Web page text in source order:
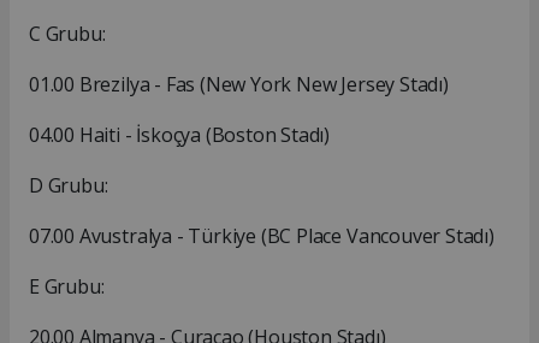
C Grubu:
01.00 Brezilya - Fas (New York New Jersey Stadı)
04.00 Haiti - İskoçya (Boston Stadı)
D Grubu:
07.00 Avustralya - Türkiye (BC Place Vancouver Stadı)
E Grubu:
20.00 Almanya - Curaçao (Houston Stadı)